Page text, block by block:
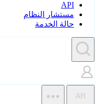
API
مستشار النظام
حالة الخدمة
AR